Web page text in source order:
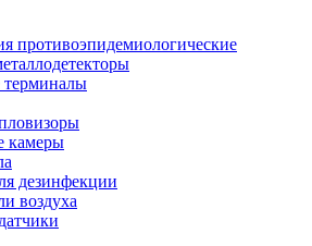
противоэпидемиологические
терминалы
камеры
дезинфекции
воздуха